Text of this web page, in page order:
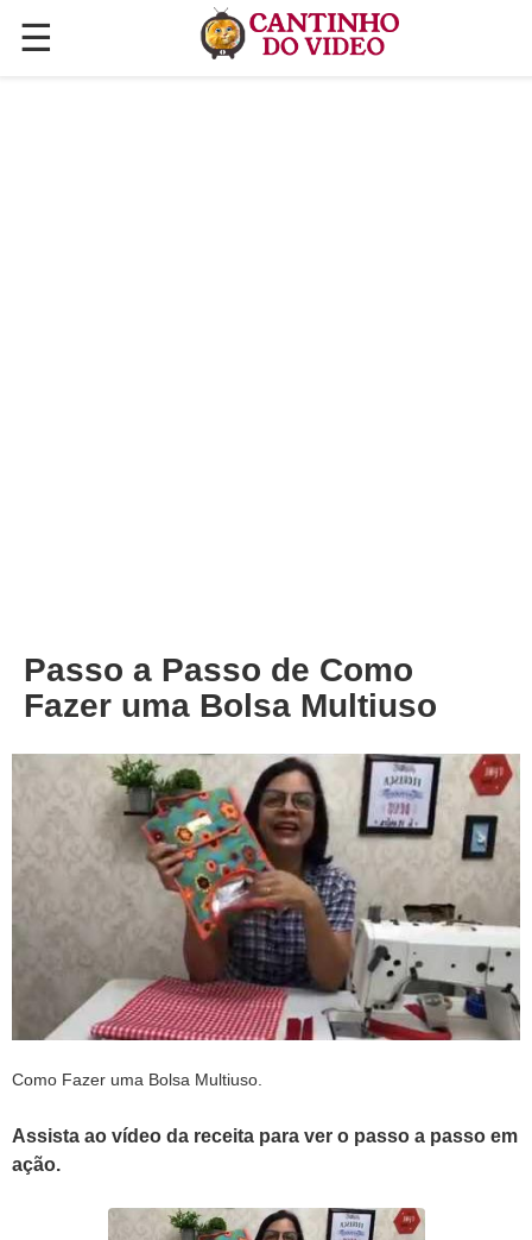
☰
✕
Passo a Passo de Como
Fazer uma Bolsa Multiuso
Como Fazer uma Bolsa Multiuso.
Assista ao vídeo da receita para ver o passo a passo em
ação.